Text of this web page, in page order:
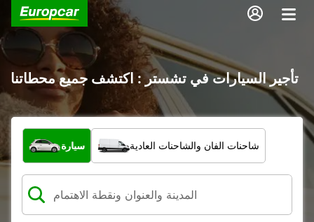
تأجير السيارات في تشستر : اكتشف جميع محطاتنا
ما نوع المركبة؟
سيارة شاحنات الفان والشاحنات العادية